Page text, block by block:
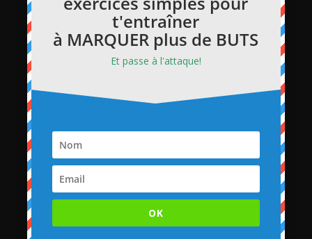
t'entraîner
à MARQUER plus de BUTS
Et passe à l'attaque!
OK